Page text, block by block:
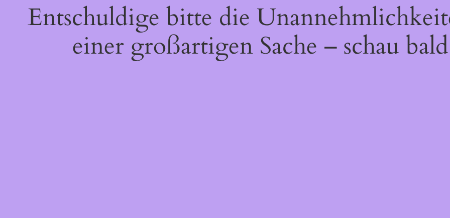
Entschuldige bitte die
einer großartigen Sache – schau